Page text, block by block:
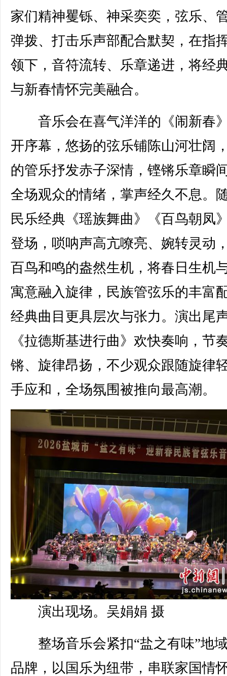
家们精神矍铄、神采奕奕，弦乐、
弹拨、打击乐声部配合默契，在指
领下，音符流转、乐章递进，将经
与新春情怀完美融合。
音乐会在喜气洋洋的《闹新春
开序幕，悠扬的弦乐铺陈山河壮阔
的管乐抒发赤子深情，铿锵乐章瞬
全场观众的情绪，掌声经久不息。
民乐经典《瑶族舞曲》《百鸟朝凤
登场，唢呐声高亢嘹亮、婉转灵动
百鸟和鸣的盎然生机，将春日生机
寓意融入旋律，民族管弦乐的丰富
经典曲目更具层次与张力。演出尾
《拉德斯基进行曲》欢快奏响，节
锵、旋律昂扬，不少观众跟随旋律
手应和，全场氛围被推向最高潮。
演出现场。吴娟娟 摄
整场音乐会紧扣“盐之有味”地
品牌，以国乐为纽带，串联家国情